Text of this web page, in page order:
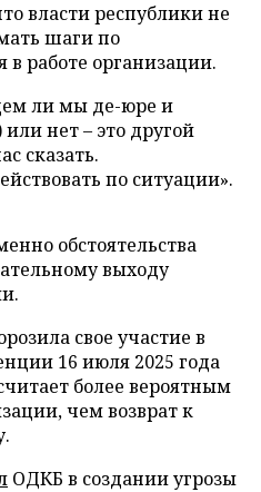
власти республики не
шаги по
в работе организации.
ли мы де-юре и
нет – это другой
сказать.
по ситуации».
обстоятельства
выходу
свое участие в
16 июля 2025 года
более вероятным
чем возврат к
ОДКБ в создании угрозы